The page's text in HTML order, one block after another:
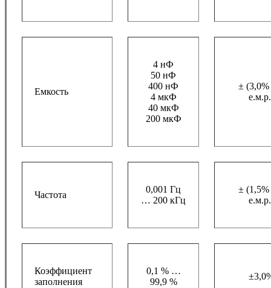
Емкость
4 нФ
50 нФ
400 нФ
4 мкФ
40 мкФ
200 мкФ
± (3,0%
Частота
0,001 Гц
… 200 кГц
± (1,5%
Коэффициент
заполнения
0,1 % …
99,9 %